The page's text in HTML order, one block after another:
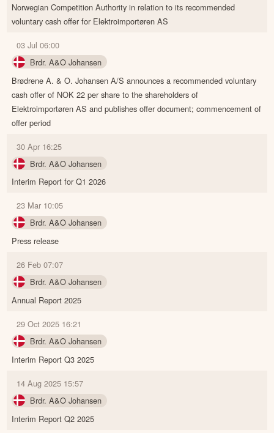
Norwegian Competition Authority in relation to its recommended
voluntary cash offer for Elektroimportøren AS
03 Jul 06:00
Brdr. A&O Johansen
Brødrene A. & O. Johansen A/S announces a recommended voluntary
cash offer of NOK 22 per share to the shareholders of
Elektroimportøren AS and publishes offer document; commencement of
offer period
30 Apr 16:25
Brdr. A&O Johansen
Interim Report for Q1 2026
23 Mar 10:05
Brdr. A&O Johansen
Press release
26 Feb 07:07
Brdr. A&O Johansen
Annual Report 2025
29 Oct 2025 16:21
Brdr. A&O Johansen
Interim Report Q3 2025
14 Aug 2025 15:57
Brdr. A&O Johansen
Interim Report Q2 2025